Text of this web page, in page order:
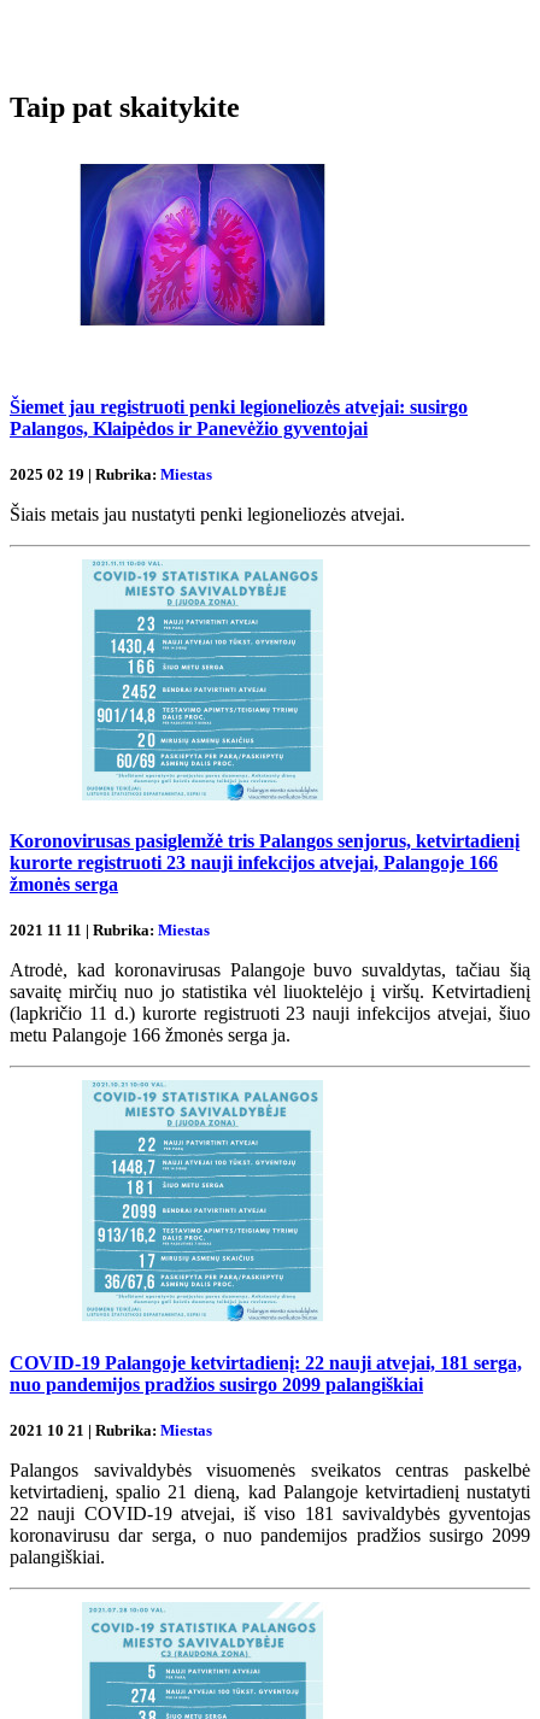
Taip pat skaitykite
Šiemet jau registruoti penki legioneliozės atvejai: susirgo
Palangos, Klaipėdos ir Panevėžio gyventojai
2025 02 19 | Rubrika: Miestas
Šiais metais jau nustatyti penki legioneliozės atvejai.
Koronovirusas pasiglemžė tris Palangos senjorus, ketvirtadienį
kurorte registruoti 23 nauji infekcijos atvejai, Palangoje 166
žmonės serga
2021 11 11 | Rubrika: Miestas
Atrodė, kad koronavirusas Palangoje buvo suvaldytas, tačiau šią
savaitę mirčių nuo jo statistika vėl liuoktelėjo į viršų. Ketvirtadienį
(lapkričio 11 d.) kurorte registruoti 23 nauji infekcijos atvejai, šiuo
metu Palangoje 166 žmonės serga ja.
COVID-19 Palangoje ketvirtadienį: 22 nauji atvejai, 181 serga,
nuo pandemijos pradžios susirgo 2099 palangiškiai
2021 10 21 | Rubrika: Miestas
Palangos savivaldybės visuomenės sveikatos centras paskelbė
ketvirtadienį, spalio 21 dieną, kad Palangoje ketvirtadienį nustatyti
22 nauji COVID-19 atvejai, iš viso 181 savivaldybės gyventojas
koronavirusu dar serga, o nuo pandemijos pradžios susirgo 2099
palangiškiai.